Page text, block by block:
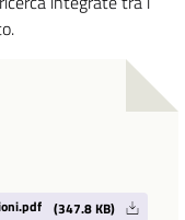
(347.8 KB)